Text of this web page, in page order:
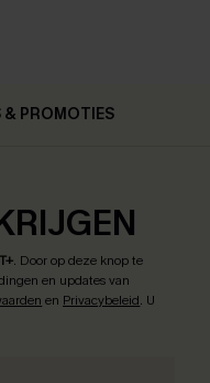
& PROMOTIES
. Door op deze knop te
en updates van
en Privacybeleid. U